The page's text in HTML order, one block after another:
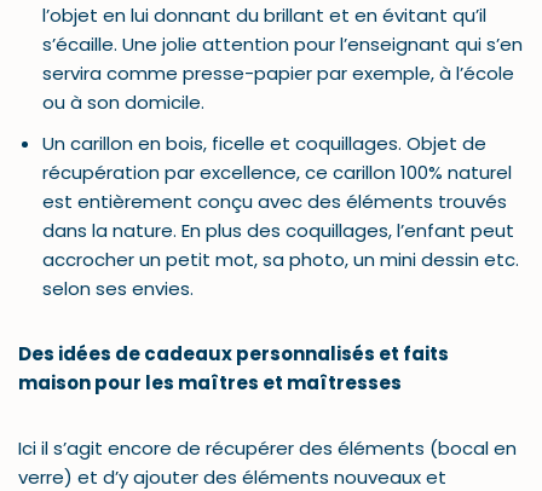
l’objet en lui donnant du brillant et en évitant qu’il
s’écaille. Une jolie attention pour l’enseignant qui s’en
servira comme presse-papier par exemple, à l’école
ou à son domicile.
Un carillon en bois, ficelle et coquillages. Objet de
récupération par excellence, ce carillon 100% naturel
est entièrement conçu avec des éléments trouvés
dans la nature. En plus des coquillages, l’enfant peut
accrocher un petit mot, sa photo, un mini dessin etc.
selon ses envies.
Des idées de cadeaux personnalisés et faits
maison pour les maîtres et maîtresses
Ici il s’agit encore de récupérer des éléments (bocal en
verre) et d’y ajouter des éléments nouveaux et